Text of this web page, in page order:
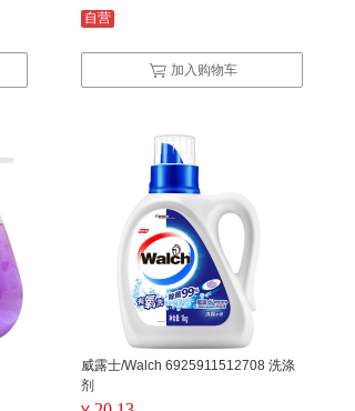
自营
加入购物车
威露士/Walch 6925911512708 洗涤
剂